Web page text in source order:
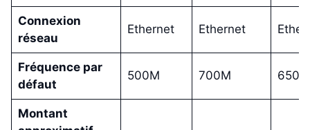
Connexion
réseau
Ethernet Ethernet
Fréquence par
défaut
500M 700M 650M
Montant